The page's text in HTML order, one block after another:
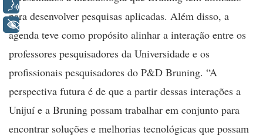
para desenvolver pesquisas aplicadas. Além disso, a
agenda teve como propósito alinhar a interação entre os
professores pesquisadores da Universidade e os
profissionais pesquisadores do P&D Bruning. “A
perspectiva futura é de que a partir dessas interações a
Unijuí e a Bruning possam trabalhar em conjunto para
encontrar soluções e melhorias tecnológicas que possam
Voz
+ Acessibilidade